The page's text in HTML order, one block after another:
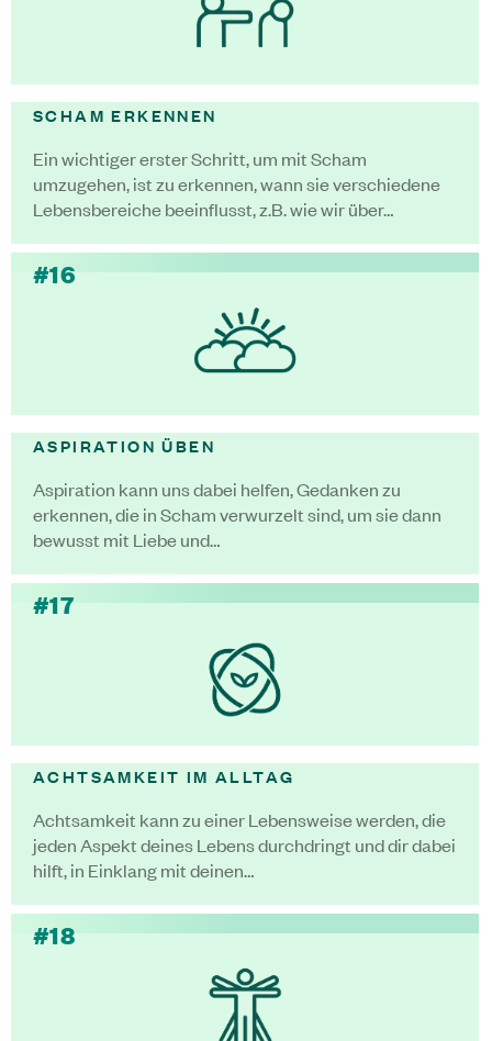
SCHAM ERKENNEN
Ein wichtiger erster Schritt, um mit Scham
umzugehen, ist zu erkennen, wann sie verschiedene
Lebensbereiche beeinflusst, z.B. wie wir über…
#16
ASPIRATION ÜBEN
Aspiration kann uns dabei helfen, Gedanken zu
erkennen, die in Scham verwurzelt sind, um sie dann
bewusst mit Liebe und…
#17
ACHTSAMKEIT IM ALLTAG
Achtsamkeit kann zu einer Lebensweise werden, die
jeden Aspekt deines Lebens durchdringt und dir dabei
hilft, in Einklang mit deinen…
#18